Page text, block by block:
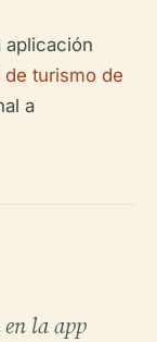
aplicación
turismo de
a
la app